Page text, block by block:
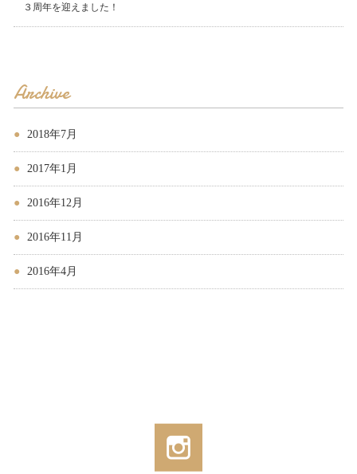
３周年を迎えました！
Archive
2018年7月
2017年1月
2016年12月
2016年11月
2016年4月